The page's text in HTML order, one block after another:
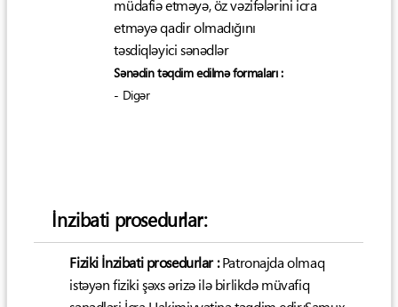
müdafiə etməyə, öz vəzifələrini icra
etməyə qadir olmadığını
təsdiqləyici sənədlər
Sənədin təqdim edilmə formaları :
- Digər
İnzibati prosedurlar:
Fiziki İnzibati prosedurlar :Patronajda olmaq
istəyən fiziki şəxs ərizə ilə birlikdə müvafiq